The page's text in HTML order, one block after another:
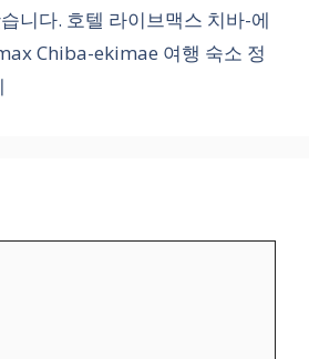
니다. 호텔 라이브맥스 치바-에
Chiba-ekimae 여행 숙소 정